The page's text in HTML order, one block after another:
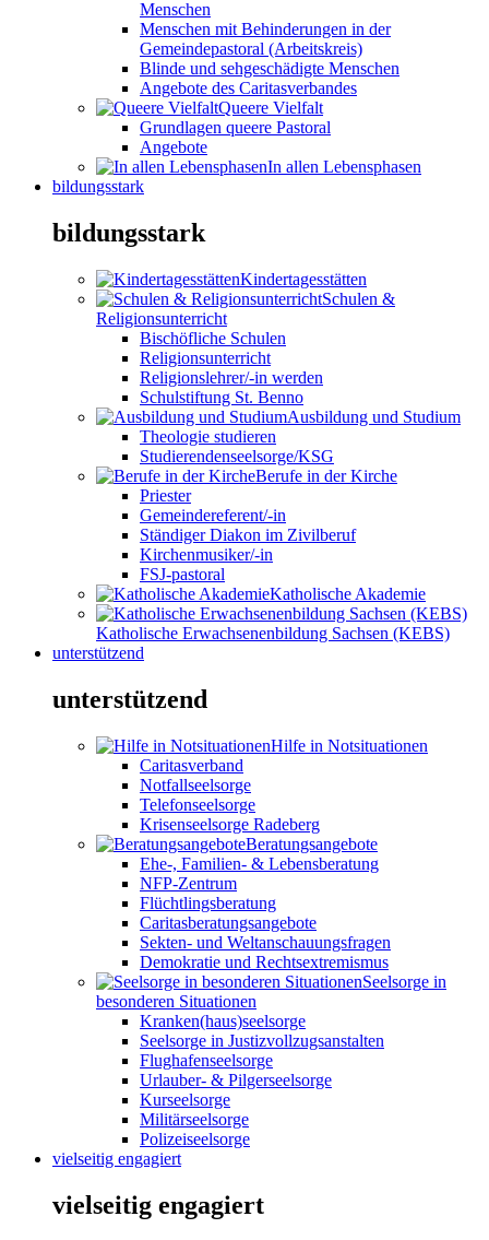
Menschen
Menschen mit Behinderungen in der
Gemeindepastoral (Arbeitskreis)
Blinde und sehgeschädigte Menschen
Angebote des Caritasverbandes
Queere Vielfalt
Grundlagen queere Pastoral
Angebote
In allen Lebensphasen
bildungsstark
bildungsstark
Kindertagesstätten
Schulen &
Religionsunterricht
Bischöfliche Schulen
Religionsunterricht
Religionslehrer/-in werden
Schulstiftung St. Benno
Ausbildung und Studium
Theologie studieren
Studierendenseelsorge/KSG
Berufe in der Kirche
Priester
Gemeindereferent/-in
Ständiger Diakon im Zivilberuf
Kirchenmusiker/-in
FSJ-pastoral
Katholische Akademie
Katholische Erwachsenenbildung Sachsen (KEBS)
unterstützend
unterstützend
Hilfe in Notsituationen
Caritasverband
Notfallseelsorge
Telefonseelsorge
Krisenseelsorge Radeberg
Beratungsangebote
Ehe-, Familien- & Lebensberatung
NFP-Zentrum
Flüchtlingsberatung
Caritasberatungsangebote
Sekten- und Weltanschauungsfragen
Demokratie und Rechtsextremismus
Seelsorge in
besonderen Situationen
Kranken(haus)seelsorge
Seelsorge in Justizvollzugsanstalten
Flughafenseelsorge
Urlauber- & Pilgerseelsorge
Kurseelsorge
Militärseelsorge
Polizeiseelsorge
vielseitig engagiert
vielseitig engagiert